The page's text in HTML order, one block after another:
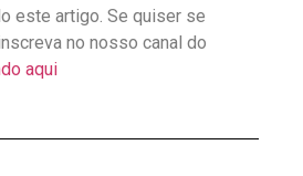
este artigo. Se quiser se
no nosso canal do
aqui